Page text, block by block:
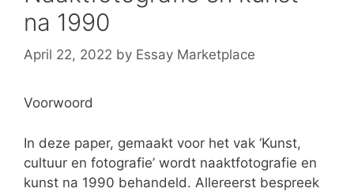
na 1990
April 22, 2022 by Essay Marketplace
Voorwoord
In deze paper, gemaakt voor het vak ‘Kunst,
cultuur en fotografie’ wordt naaktfotografie en
kunst na 1990 behandeld. Allereerst bespreek